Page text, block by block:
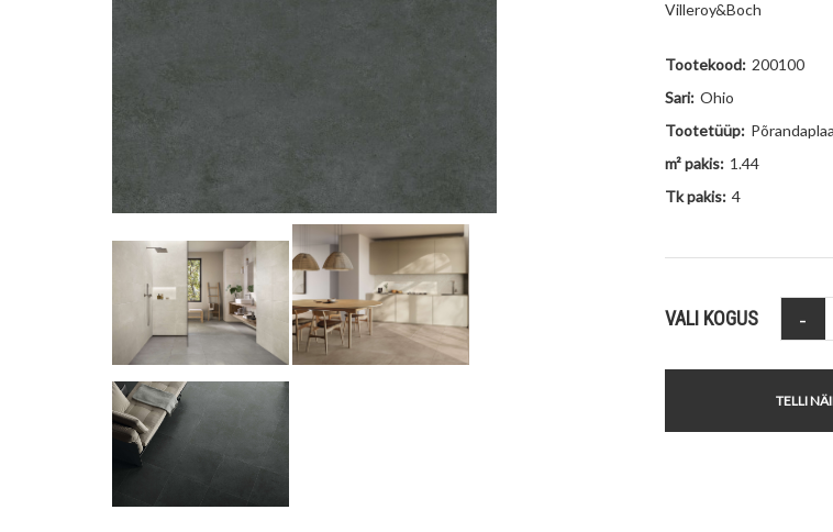
Villeroy&Boch
Tootekood: 200100
Sari: Ohio
Tootetüüp:
m² pakis: 1.44
Tk pakis: 4
VALI KOGUS -
TELLI